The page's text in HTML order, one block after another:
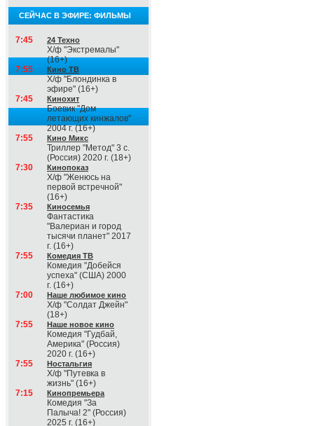
СЕЙЧАС В ЭФИРЕ: ФИЛЬМЫ
7:45 24 Техно
Х/ф "Экстремалы"
(16+)
7:55
Кино ТВ
Х/ф "Блондинка в
эфире" (16+)
7:45
Кинохит
Боевик "Дом
летающих кинжалов"
2004 г. (16+)
7:55
Кино Микс
Триллер "Метод" 3 с.
(Россия) 2020 г. (18+)
7:30
Кинопоказ
Х/ф "Женюсь на
первой встречной"
(16+)
7:35
Киносемья
Фантастика
"Валериан и город
тысячи планет" 2017
г. (16+)
7:55
Комедия ТВ
Комедия "Добейся
успеха" (США) 2000
г. (16+)
7:00
Наше любимое кино
Х/ф "Солдат Джейн"
(18+)
7:55
Наше новое кино
Комедия "Гудбай,
Америка" (Россия)
2020 г. (16+)
7:55
Ностальгия
Х/ф "Путевка в
жизнь" (16+)
7:15
Кинопремьера
Комедия "За
Палыча! 2" (Россия)
2025 г. (16+)